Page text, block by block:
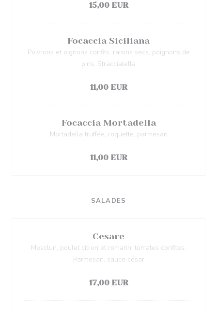
15,00 EUR
Focaccia Siciliana
Poivrons et oignons confits, raisins secs, poignons de
pins, Stracciatella
11,00 EUR
Focaccia Mortadella
Mortadella truffée, roquette, parmesan
11,00 EUR
SALADES
Cesare
Mesclun, poulet citron et romarin, tomates confites,
Parmesan, sauce césar
17,00 EUR